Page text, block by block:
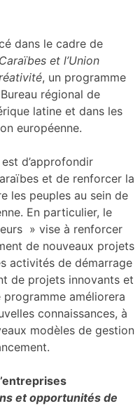
dans le cadre de
et l’Union
, un programme
régional de
latine et dans les
européenne.
d’approfondir
et de renforcer la
les peuples au sein de
En particulier, le
» vise à renforcer
de nouveaux projets
activités de démarrage
de projets innovants et
améliorera
connaissances, à
modèles de gestion
et opportunités de